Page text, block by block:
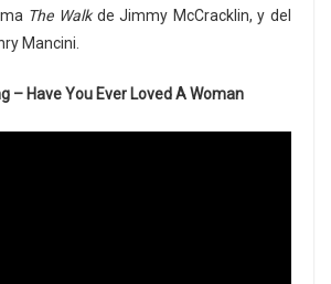
The Walkde Jimmy McCracklin, y del
Mancini.
– Have You Ever Loved A Woman